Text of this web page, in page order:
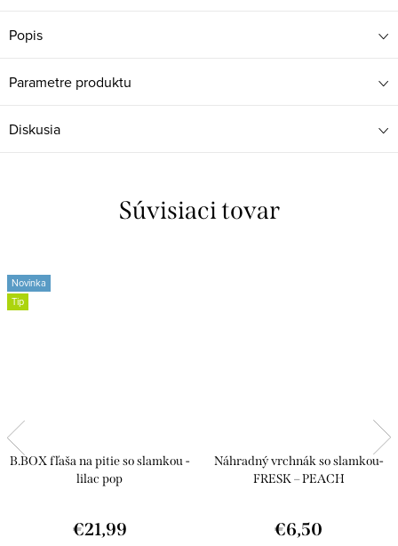
Popis
Parametre produktu
Diskusia
Súvisiaci tovar
Novinka
Tip
B.BOX fľaša na pitie so slamkou -
lilac pop
€21,99
Náhradný vrchnák so slamkou-
FRESK – PEACH
€6,50